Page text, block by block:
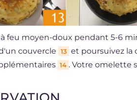
feu moyen-doux pendant 5-6
couvercle
13 et poursuivez la
14 . Votre omelette